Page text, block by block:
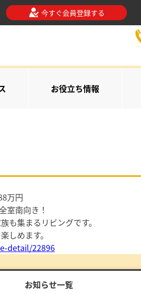
今すぐ会員登録する
お役立ち情報
万円
南向き！
も集まるリビングです。
しめます。
detail/22896
お知らせ一覧